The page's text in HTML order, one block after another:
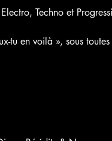
Techno et
tu en voilà », sous toutes